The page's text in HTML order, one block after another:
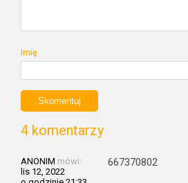
Imię
4 komentarzy
ANONIM mówi:
lis 12, 2022
667370802